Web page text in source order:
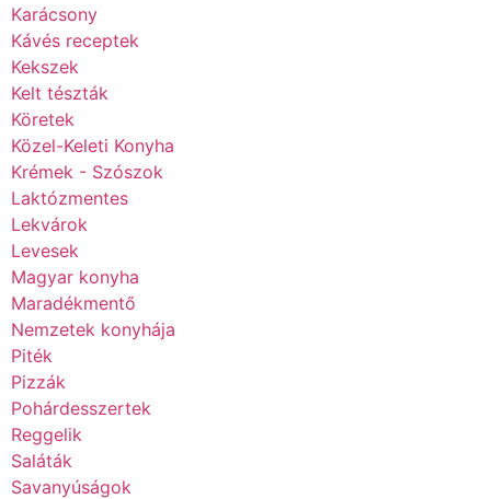
Karácsony
Kávés receptek
Kekszek
Kelt tészták
Köretek
Közel-Keleti Konyha
Krémek - Szószok
Laktózmentes
Lekvárok
Levesek
Magyar konyha
Maradékmentő
Nemzetek konyhája
Piték
Pizzák
Pohárdesszertek
Reggelik
Saláták
Savanyúságok